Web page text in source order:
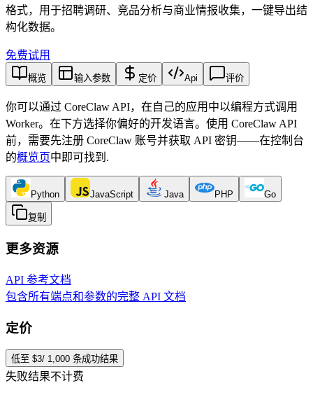
格式，用于招聘调研、竞品分析与商业情报收集，一键导出结
构化数据。
免费试用
概览 输入参数 定价 Api 评价
你可以通过 CoreClaw API，在自己的应用中以编程方式调用
Worker。在下方选择你偏好的开发语言。使用 CoreClaw API
前，需要先注册 CoreClaw 账号并获取 API 密钥——在控制台
的概览页中即可找到 .
Python JavaScript Java PHP Go
复制
更多资源
API 参考文档
包含所有端点和参数的完整 API 文档
定价
低至 $3/ 1,000 条成功结果
失败结果不计费